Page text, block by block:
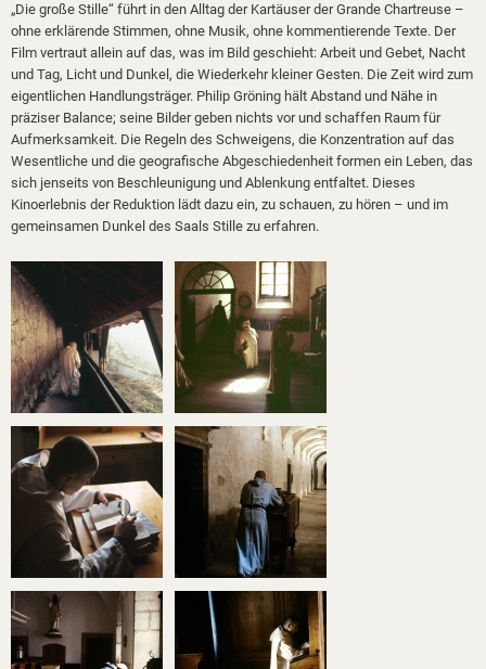
„Die große Stille“ führt in den Alltag der Kartäuser der Grande Chartreuse –
ohne erklärende Stimmen, ohne Musik, ohne kommentierende Texte. Der
Film vertraut allein auf das, was im Bild geschieht: Arbeit und Gebet, Nacht
und Tag, Licht und Dunkel, die Wiederkehr kleiner Gesten. Die Zeit wird zum
eigentlichen Handlungsträger. Philip Gröning hält Abstand und Nähe in
präziser Balance; seine Bilder geben nichts vor und schaffen Raum für
Aufmerksamkeit. Die Regeln des Schweigens, die Konzentration auf das
Wesentliche und die geografische Abgeschiedenheit formen ein Leben, das
sich jenseits von Beschleunigung und Ablenkung entfaltet. Dieses
Kinoerlebnis der Reduktion lädt dazu ein, zu schauen, zu hören – und im
gemeinsamen Dunkel des Saals Stille zu erfahren.